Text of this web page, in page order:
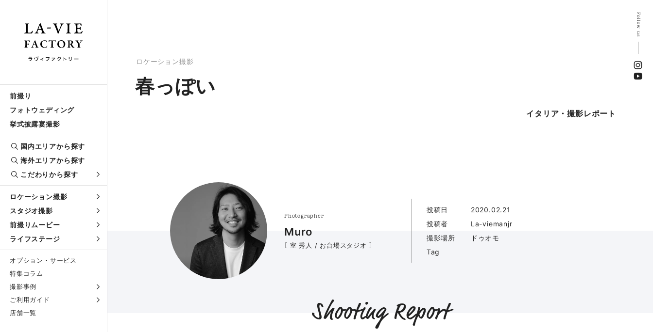
前撮り
フォトウェディング
挙式披露宴撮影
国内エリアから探す
海外エリアから探す
こだわりから探す
ロケーション撮影
スタジオ撮影
前撮りムービー
ライフステージ
オプション・サービス
特集コラム
撮影事例
ご利用ガイド
店舗一覧
ロケーション撮影
春っぽい
イタリア・撮影レポート
Follow us
Photographer
Muro
［ 室 秀人 / お台場スタジオ ］
投稿日
2020.02.21
投稿者
La-viemanjr
撮影場所
ドゥオモ
Tag
Shooting Report